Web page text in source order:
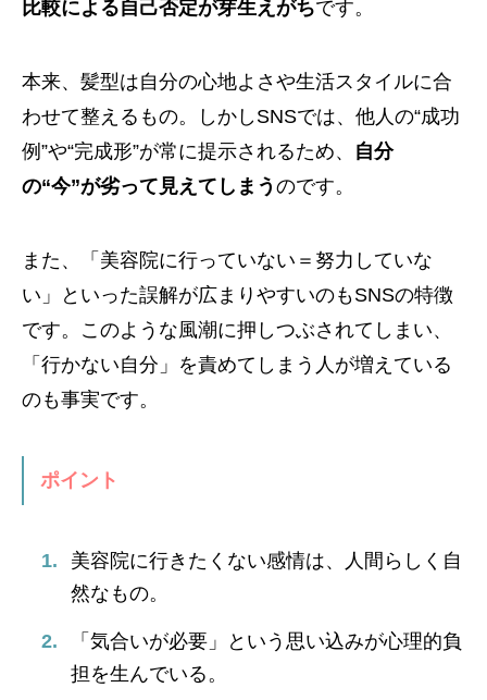
比較による自己否定が芽生えがちです。
本来、髪型は自分の心地よさや生活スタイルに合
わせて整えるもの。しかしSNSでは、他人の“成功
例”や“完成形”が常に提示されるため、 自分
の“今”が劣って見えてしまう のです。
また、「美容院に行っていない＝努力していな
い」といった誤解が広まりやすいのもSNSの特徴
です。このような風潮に押しつぶされてしまい、
「行かない自分」を責めてしまう人が増えている
のも事実です。
ポイント
美容院に行きたくない感情は、人間らしく自
然なもの。
「気合いが必要」という思い込みが心理的負
担を生んでいる。